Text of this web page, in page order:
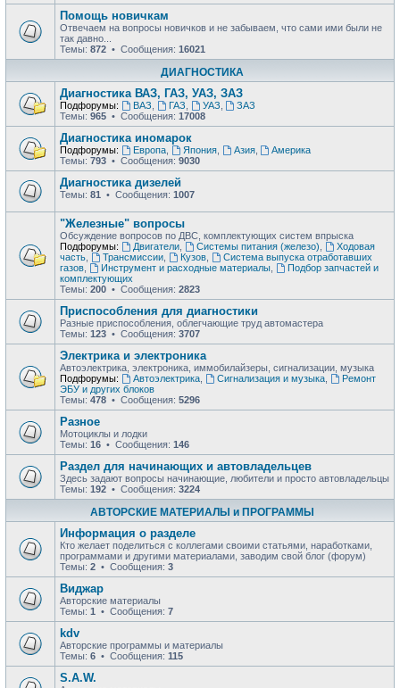
Помощь новичкам
Отвечаем на вопросы новичков и не забываем, что сами ими были не
так давно...
Темы: 872 • Сообщения: 16021
ДИАГНОСТИКА
Диагностика ВАЗ, ГАЗ, УАЗ, ЗАЗ
Подфорумы: ВАЗ ГАЗ УАЗ
ЗАЗ
Темы: 965 • Сообщения: 17008
Диагностика иномарок
Подфорумы: Европа, Япония, Азия,
Америка
Темы: 793 • Сообщения: 9030
Диагностика дизелей
Темы: 81 • Сообщения: 1007
"Железные" вопросы
Обсуждение вопросов по ДВС, комплектующих систем впрыска
Подфорумы:
Двигатели, Системы питания (железо)
Ходовая
часть
Трансмиссии, Кузов,
Система выпуска отработавших
газов
Инструмент и расходные материалы,
Подбор запчастей и
комплектующих
Темы: 200 • Сообщения: 2823
Приспособления для диагностики
Разные приспособления, облегчающие труд автомастера
Темы: 123 • Сообщения: 3707
Электрика и электроника
Автоэлектрика, электроника, иммобилайзеры, сигнализации, музыка
Подфорумы:
Автоэлектрика, Сигнализация и музыка,
Ремонт
ЭБУ и других блоков
Темы: 478 • Сообщения: 5296
Разное
Мотоциклы и лодки
Темы: 16 • Сообщения: 146
Раздел для начинающих и автовладельцев
Здесь задают вопросы начинающие, любители и просто автовладельцы
Темы: 192 • Сообщения: 3224
АВТОРСКИЕ МАТЕРИАЛЫ и ПРОГРАММЫ
Информация о разделе
Кто желает поделиться с коллегами своими статьями, наработками,
программами и другими материалами, заводим свой блог (форум)
Темы: 2 • Сообщения: 3
Виджар
Авторские материалы
Темы: 1 • Сообщения: 7
kdv
Авторские программы и материалы
Темы: 6 • Сообщения: 115
S.A.W.